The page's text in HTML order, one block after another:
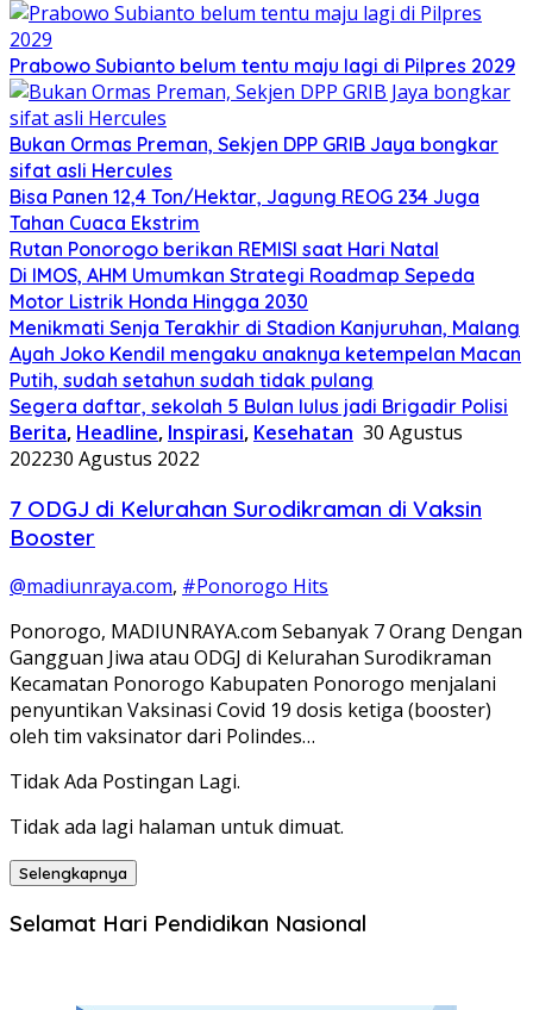
Prabowo Subianto belum tentu maju lagi di Pilpres 2029
Bukan Ormas Preman, Sekjen DPP GRIB Jaya bongkar
sifat asli Hercules
Bisa Panen 12,4 Ton/Hektar, Jagung REOG 234 Juga
Tahan Cuaca Ekstrim
Rutan Ponorogo berikan REMISI saat Hari Natal
Di IMOS, AHM Umumkan Strategi Roadmap Sepeda
Motor Listrik Honda Hingga 2030
Menikmati Senja Terakhir di Stadion Kanjuruhan, Malang
Ayah Joko Kendil mengaku anaknya ketempelan Macan
Putih, sudah setahun sudah tidak pulang
Segera daftar, sekolah 5 Bulan lulus jadi Brigadir Polisi
Berita, Headline, Inspirasi, Kesehatan 30 Agustus
202230 Agustus 2022
7 ODGJ di Kelurahan Surodikraman di Vaksin
Booster
@madiunraya.com, #Ponorogo Hits
Ponorogo, MADIUNRAYA.com Sebanyak 7 Orang Dengan
Gangguan Jiwa atau ODGJ di Kelurahan Surodikraman
Kecamatan Ponorogo Kabupaten Ponorogo menjalani
penyuntikan Vaksinasi Covid 19 dosis ketiga (booster)
oleh tim vaksinator dari Polindes…
Tidak Ada Postingan Lagi.
Tidak ada lagi halaman untuk dimuat.
Selengkapnya
Selamat Hari Pendidikan Nasional